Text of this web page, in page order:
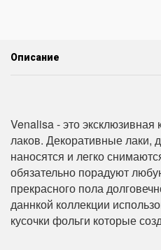
Описание
Venalisa - это эксклюзивная
лаков. Декоративные лаки,
наносятся и легко
обязательно порадуют
прекрасного пола
даннкой коллекции
кусочки фольги которые